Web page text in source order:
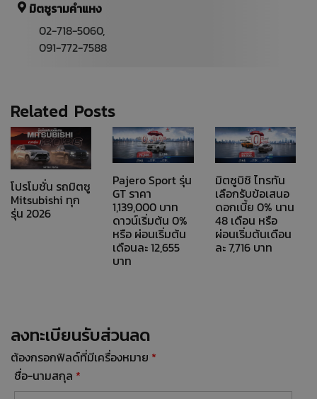
มิตซูรามคำแหง
02-718-5060,
091-772-7588
Related Posts
โปรโมชั่น รถมิตซู
Mitsubishi ทุก
รุ่น 2026
Pajero Sport รุ่น
GT ราคา
1,139,000 บาท
ดาวน์เริ่มต้น 0%
หรือ ผ่อนเริ่มต้น
เดือนละ 12,655
บาท
มิตซูบิชิ ไทรทัน
เลือกรับข้อเสนอ
ดอกเบี้ย 0% นาน
48 เดือน หรือ
ผ่อนเริ่มต้นเดือน
ละ 7,716 บาท
ลงทะเบียนรับส่วนลด
ต้องกรอกฟิลด์ที่มีเครื่องหมาย *
ชื่อ-นามสกุล *